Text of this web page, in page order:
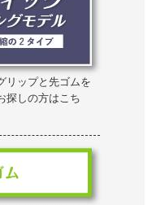
リップと先ゴムを
探しの方はこち